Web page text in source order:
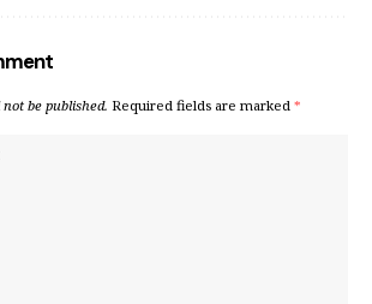
be published. Required fields are marked *